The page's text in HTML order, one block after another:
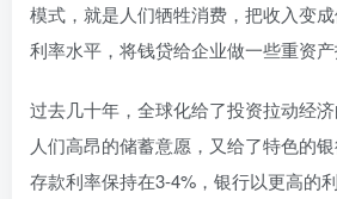
模式，就是人们牺牲消费，把收入变
利率水平，将钱贷给企业做一些重资产
过去几十年，全球化给了投资拉动经济
人们高昂的储蓄意愿，又给了特色的
存款利率保持在3-4%，银行以更高的